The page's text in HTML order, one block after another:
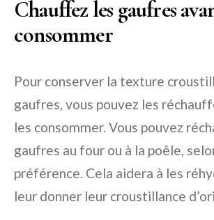
Chauffez les gaufres
consommer
Pour conserver la texture
gaufres, vous pouvez les
les consommer. Vous pouvez
gaufres au four ou à la poêle,
préférence. Cela aidera à les
leur donner leur croustillance